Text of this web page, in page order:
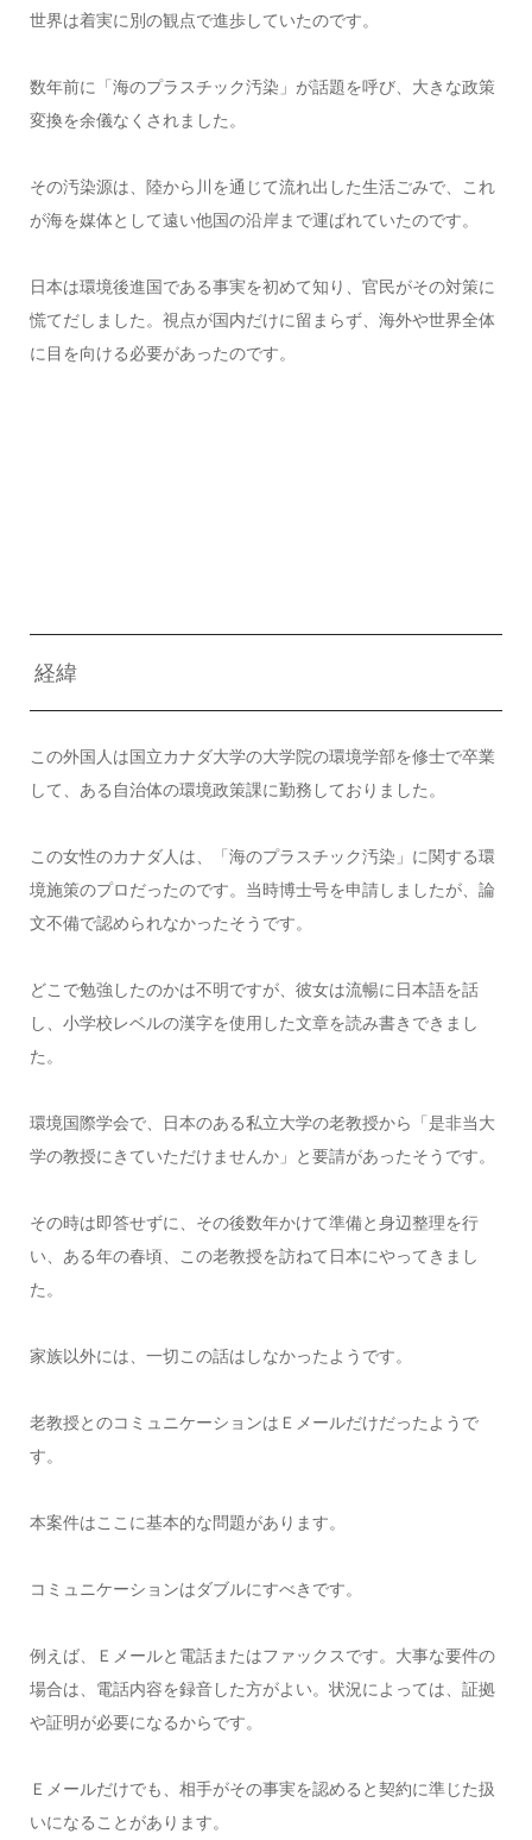
世界は着実に別の観点で進歩していたのです。
数年前に「海のプラスチック汚染」が話題を呼び、大きな政策
変換を余儀なくされました。
その汚染源は、陸から川を通じて流れ出した生活ごみで、これ
が海を媒体として遠い他国の沿岸まで運ばれていたのです。
日本は環境後進国である事実を初めて知り、官民がその対策に
慌てだしました。視点が国内だけに留まらず、海外や世界全体
に目を向ける必要があったのです。
経緯
この外国人は国立カナダ大学の大学院の環境学部を修士で卒業
して、ある自治体の環境政策課に勤務しておりました。
この女性のカナダ人は、「海のプラスチック汚染」に関する環
境施策のプロだったのです。当時博士号を申請しましたが、論
文不備で認められなかったそうです。
どこで勉強したのかは不明ですが、彼女は流暢に日本語を話
し、小学校レベルの漢字を使用した文章を読み書きできまし
た。
環境国際学会で、日本のある私立大学の老教授から「是非当大
学の教授にきていただけませんか」と要請があったそうです。
その時は即答せずに、その後数年かけて準備と身辺整理を行
い、ある年の春頃、この老教授を訪ねて日本にやってきまし
た。
家族以外には、一切この話はしなかったようです。
老教授とのコミュニケーションはＥメールだけだったようで
す。
本案件はここに基本的な問題があります。
コミュニケーションはダブルにすべきです。
例えば、Ｅメールと電話またはファックスです。大事な要件の
場合は、電話内容を録音した方がよい。状況によっては、証拠
や証明が必要になるからです。
Ｅメールだけでも、相手がその事実を認めると契約に準じた扱
いになることがあります。